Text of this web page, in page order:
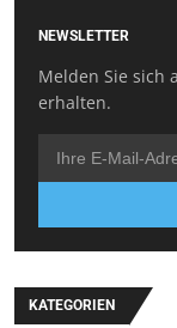
NEWSLETTER
Melden Sie sich
erhalten.
KATEGORIEN